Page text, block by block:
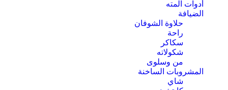
أدوات المته
الضيافة
حلاوة الشوفان
راحة
سكاكر
شكولاته
من وسلوى
المشروبات الساخنة
شاي